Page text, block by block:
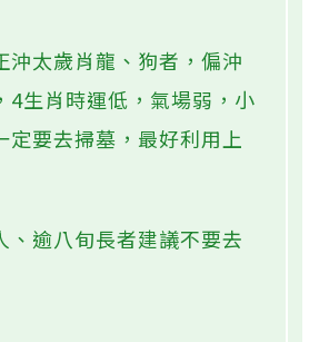
沖太歲肖龍、狗者，偏沖
4生肖時運低，氣場弱，小
定要去掃墓，最好利用上
、逾八旬長者建議不要去